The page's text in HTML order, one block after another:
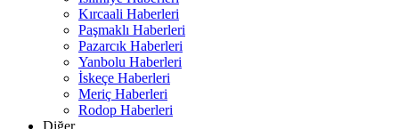
Kırcaali Haberleri
Paşmaklı Haberleri
Pazarcık Haberleri
Yanbolu Haberleri
İskeçe Haberleri
Meriç Haberleri
Rodop Haberleri